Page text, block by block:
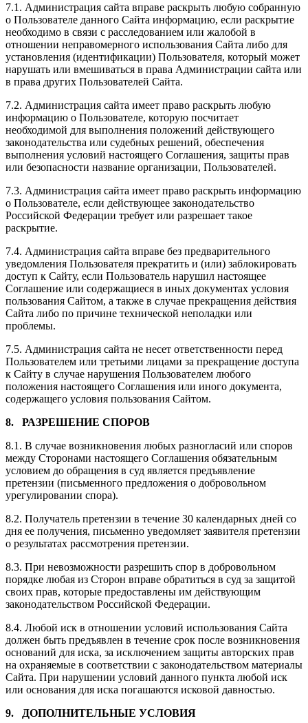
7.1. Администрация сайта вправе раскрыть любую собранную
о Пользователе данного Сайта информацию, если раскрытие
необходимо в связи с расследованием или жалобой в
отношении неправомерного использования Сайта либо для
установления (идентификации) Пользователя, который может
нарушать или вмешиваться в права Администрации сайта или
в права других Пользователей Сайта.
7.2. Администрация сайта имеет право раскрыть любую
информацию о Пользователе, которую посчитает
необходимой для выполнения положений действующего
законодательства или судебных решений, обеспечения
выполнения условий настоящего Соглашения, защиты прав
или безопасности название организации, Пользователей.
7.3. Администрация сайта имеет право раскрыть информацию
о Пользователе, если действующее законодательство
Российской Федерации требует или разрешает такое
раскрытие.
7.4. Администрация сайта вправе без предварительного
уведомления Пользователя прекратить и (или) заблокировать
доступ к Сайту, если Пользователь нарушил настоящее
Соглашение или содержащиеся в иных документах условия
пользования Сайтом, а также в случае прекращения действия
Сайта либо по причине технической неполадки или
проблемы.
7.5. Администрация сайта не несет ответственности перед
Пользователем или третьими лицами за прекращение доступа
к Сайту в случае нарушения Пользователем любого
положения настоящего Соглашения или иного документа,
содержащего условия пользования Сайтом.
8. РАЗРЕШЕНИЕ СПОРОВ
8.1. В случае возникновения любых разногласий или споров
между Сторонами настоящего Соглашения обязательным
условием до обращения в суд является предъявление
претензии (письменного предложения о добровольном
урегулировании спора).
8.2. Получатель претензии в течение 30 календарных дней со
дня ее получения, письменно уведомляет заявителя претензии
о результатах рассмотрения претензии.
8.3. При невозможности разрешить спор в добровольном
порядке любая из Сторон вправе обратиться в суд за защитой
своих прав, которые предоставлены им действующим
законодательством Российской Федерации.
8.4. Любой иск в отношении условий использования Сайта
должен быть предъявлен в течение срок после возникновения
оснований для иска, за исключением защиты авторских прав
на охраняемые в соответствии с законодательством материалы
Сайта. При нарушении условий данного пункта любой иск
или основания для иска погашаются исковой давностью.
9. ДОПОЛНИТЕЛЬНЫЕ УСЛОВИЯ